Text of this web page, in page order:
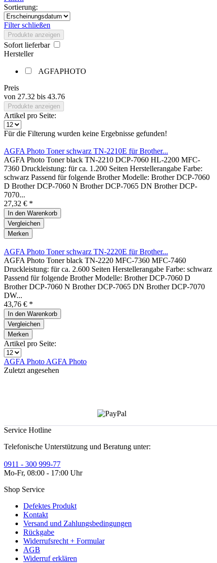
Sortierung:
Filter schließen
Produkte anzeigen
Sofort lieferbar
Hersteller
AGFAPHOTO
Preis
von 27.32 bis 43.76
Produkte anzeigen
Artikel pro Seite:
Für die Filterung wurden keine Ergebnisse gefunden!
AGFA Photo Toner schwarz TN-2210E für Brother...
AGFA Photo Toner black TN-2210 DCP-7060 HL-2200 MFC-
7360 Druckleistung: für ca. 1.200 Seiten Herstellerangabe Farbe:
schwarz Passend für folgende Brother Modelle: Brother DCP-7060
D Brother DCP-7060 N Brother DCP-7065 DN Brother DCP-
7070...
27,32 € *
In den Warenkorb
Vergleichen
Merken
AGFA Photo Toner schwarz TN-2220E für Brother...
AGFA Photo Toner black TN-2220 MFC-7360 MFC-7460
Druckleistung: für ca. 2.600 Seiten Herstellerangabe Farbe: schwarz
Passend für folgende Brother Modelle: Brother DCP-7060 D
Brother DCP-7060 N Brother DCP-7065 DN Brother DCP-7070
DW...
43,76 € *
In den Warenkorb
Vergleichen
Merken
Artikel pro Seite:
AGFA Photo AGFA Photo
Zuletzt angesehen
Service Hotline
Telefonische Unterstützung und Beratung unter:
0911 - 300 999-77
Mo-Fr, 08:00 - 17:00 Uhr
Shop Service
Defektes Produkt
Kontakt
Versand und Zahlungsbedingungen
Rückgabe
Widerrufsrecht + Formular
AGB
Widerruf erklären